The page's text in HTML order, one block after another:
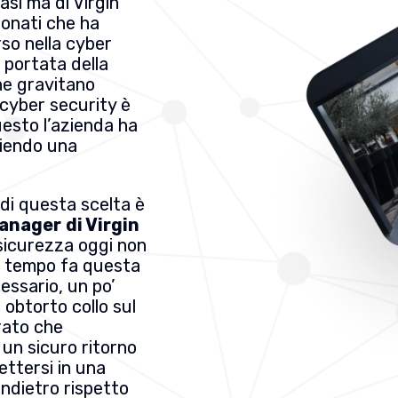
che ha
nella cyber
portata della
gravitano
security è
l’azienda ha
una
questa scelta è
di Virgin
oggi non
tempo fa questa
un po’
obtorto collo sul
che
sicuro ritorno
in una
rispetto